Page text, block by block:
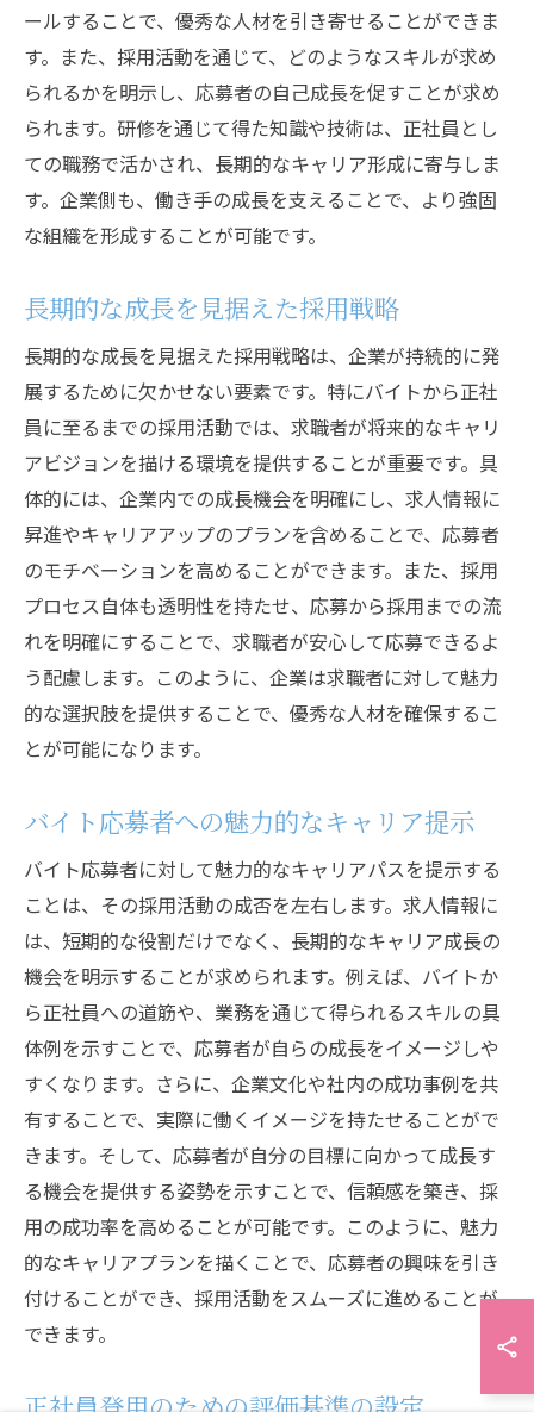
ールすることで、優秀な人材を引き寄せることができま
す。また、採用活動を通じて、どのようなスキルが求め
られるかを明示し、応募者の自己成長を促すことが求め
られます。研修を通じて得た知識や技術は、正社員とし
ての職務で活かされ、長期的なキャリア形成に寄与しま
す。企業側も、働き手の成長を支えることで、より強固
な組織を形成することが可能です。
長期的な成長を見据えた採用戦略
長期的な成長を見据えた採用戦略は、企業が持続的に発
展するために欠かせない要素です。特にバイトから正社
員に至るまでの採用活動では、求職者が将来的なキャリ
アビジョンを描ける環境を提供することが重要です。具
体的には、企業内での成長機会を明確にし、求人情報に
昇進やキャリアアップのプランを含めることで、応募者
のモチベーションを高めることができます。また、採用
プロセス自体も透明性を持たせ、応募から採用までの流
れを明確にすることで、求職者が安心して応募できるよ
う配慮します。このように、企業は求職者に対して魅力
的な選択肢を提供することで、優秀な人材を確保するこ
とが可能になります。
バイト応募者への魅力的なキャリア提示
バイト応募者に対して魅力的なキャリアパスを提示する
ことは、その採用活動の成否を左右します。求人情報に
は、短期的な役割だけでなく、長期的なキャリア成長の
機会を明示することが求められます。例えば、バイトか
ら正社員への道筋や、業務を通じて得られるスキルの具
体例を示すことで、応募者が自らの成長をイメージしや
すくなります。さらに、企業文化や社内の成功事例を共
有することで、実際に働くイメージを持たせることがで
きます。そして、応募者が自分の目標に向かって成長す
る機会を提供する姿勢を示すことで、信頼感を築き、採
用の成功率を高めることが可能です。このように、魅力
的なキャリアプランを描くことで、応募者の興味を引き
付けることができ、採用活動をスムーズに進めることが
できます。